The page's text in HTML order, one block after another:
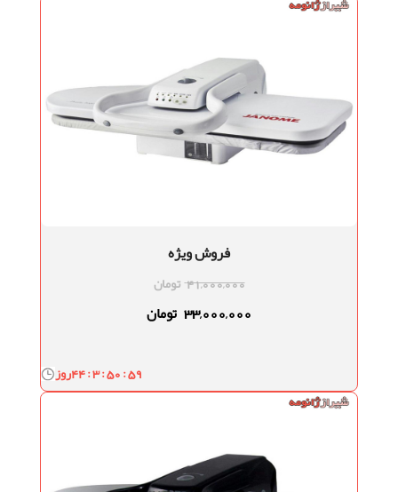
فروش ویژه
41,000,000 تومان
33,000,000 تومان
روز44 : 3 : 50 : 58